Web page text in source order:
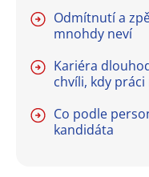
Odmítnutí a
mnohdy neví
Kariéra
chvíli, kdy
Co podle
kandidáta